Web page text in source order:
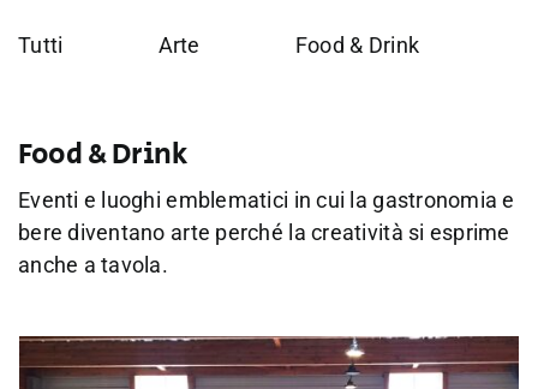
Tutti Arte Food & Drink
Food & Drink
Eventi e luoghi emblematici in cui la gastronomia e
bere diventano arte perché la creatività si esprime
anche a tavola.